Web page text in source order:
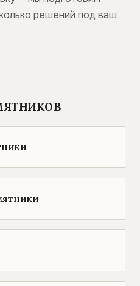
решений под ваш